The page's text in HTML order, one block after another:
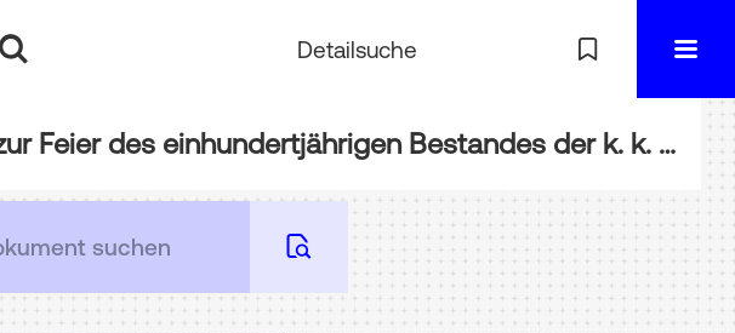
Detailsuche
BIBL-27760PP: Die k. k. Hof- und Staatsdruckerei : 1804 - 1904 ; [zur Feier des einhundertjährigen Bestandes der k. k. Hof- und Staatsdruckerei]